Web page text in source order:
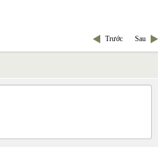
Trước Sau